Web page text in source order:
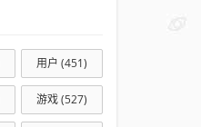
用户 (451)
游戏(527)